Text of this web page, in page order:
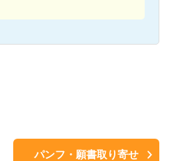
パンフ・願書取り寄せ